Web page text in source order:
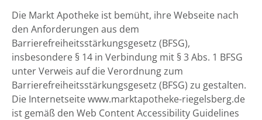
Die Markt Apotheke ist bemüht, ihre Webseite nach
den Anforderungen aus dem
Barrierefreiheitsstärkungsgesetz (BFSG),
insbesondere § 14 in Verbindung mit § 3 Abs. 1 BFSG
unter Verweis auf die Verordnung zum
Barrierefreiheitsstärkungsgesetz (BFSG) zu gestalten.
Die Internetseite www.marktapotheke-riegelsberg.de
ist gemäß den Web Content Accessibility Guidelines